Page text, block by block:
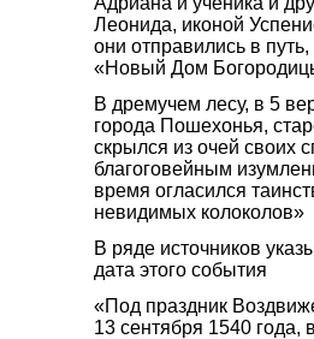
Леонида, иконой
они отправились в
«Новый Дом
В дремучем лесу, в 5
города Пошехонья,
скрылся из очей своих
благоговейным
время огласился
невидимых колоколов»
В ряде источников
дата этого события
«Под праздник
13 сентября 1540 года,